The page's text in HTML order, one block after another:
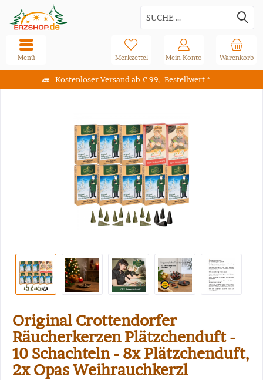
Kostenloser Versand ab € 99,- Bestellwert *
Warenkorb
Merkzettel Mein Konto
Menü
Original Crottendorfer
Räucherkerzen Plätzchenduft -
10 Schachteln - 8x Plätzchenduft,
2x Opas Weihrauchkerzl